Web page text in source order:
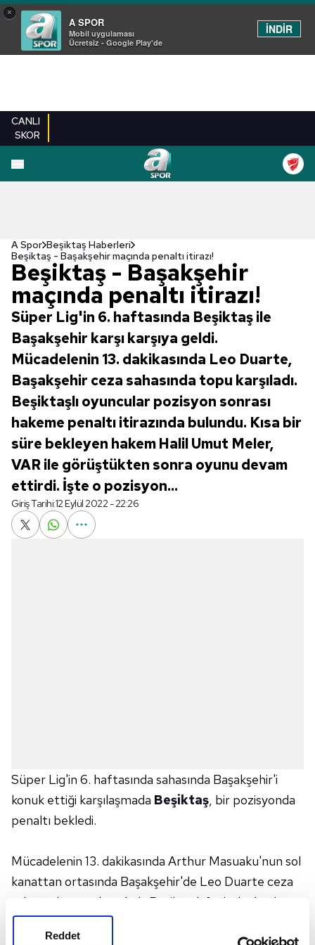
Reddet
×
A SPOR
Mobil uygulaması
Ücretsiz - Google Play'de
İNDİR
CANLI
SKOR
A Spor Beşiktaş Haberleri
Beşiktaş - Başakşehir maçında penaltı itirazı!
Beşiktaş - Başakşehir
maçında penaltı itirazı!
Süper Lig'in 6. haftasında Beşiktaş ile
Başakşehir karşı karşıya geldi.
Mücadelenin 13. dakikasında Leo Duarte,
Başakşehir ceza sahasında topu karşıladı.
Beşiktaşlı oyuncular pozisyon sonrası
hakeme penaltı itirazında bulundu. Kısa bir
süre bekleyen hakem Halil Umut Meler,
VAR ile görüştükten sonra oyunu devam
ettirdi. İşte o pozisyon...
Giriş Tarihi:12 Eylül 2022 - 22:26
Süper Lig'in 6. haftasında sahasında Başakşehir'i
konuk ettiği karşılaşmada Beşiktaş, bir pozisyonda
penaltı bekledi.
Mücadelenin 13. dakikasında Arthur Masuaku'nun sol
kanattan ortasında Başakşehir'de Leo Duarte ceza
sahasında topu karşıladı. Beşiktaşlı futbolcular, bu
pozisyonda Duarte'nin elle oynadığı yönünde